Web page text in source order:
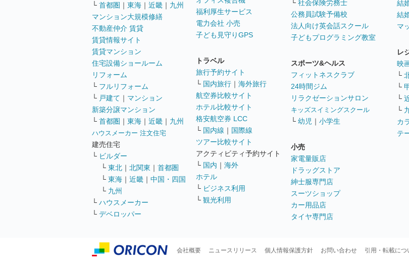
└ 首都圏 ｜ 東海 ｜ 近畿 ｜ 九州
マンション大規模修繕
不動産仲介 賃貸
賃貸情報サイト
賃貸マンション
住宅設備ショールーム
リフォーム
└ フルリフォーム
└ 戸建て ｜ マンション
新築分譲マンション
└ 首都圏 ｜ 東海 ｜ 近畿 ｜ 九州
ハウスメーカー 注文住宅
建売住宅
└ ビルダー
└ 東北 ｜ 北関東 ｜ 首都圏
└ 東海 ｜ 近畿 ｜ 中国・四国
└ 九州
└ ハウスメーカー
└ デベロッパー
福利厚生サービス
電力会社 小売
子ども見守りGPS
トラベル
旅行予約サイト
└ 国内旅行 ｜ 海外旅行
航空券比較サイト
ホテル比較サイト
格安航空券 LCC
└ 国内線 ｜ 国際線
ツアー比較サイト
アクティビティ予約サイト
└ 国内 ｜ 海外
ホテル
└ ビジネス利用
└ 観光利用
└ 社会保険労務士
公務員試験予備校
法人向け英会話スクール
子どもプログラミング教室
スポーツ&ヘルス
フィットネスクラブ
24時間ジム
リラクゼーションサロン
キッズスイミングスクール
└ 幼児 ｜ 小学生
小売
家電量販店
ドラッグストア
紳士服専門店
スーツショップ
カー用品店
タイヤ専門店
結
結
マ
レ
映
└
└
└
└
カ
テ
会社概要 ニュースリリース 個人情報保護方針 お問い合わせ 引用・転載につ